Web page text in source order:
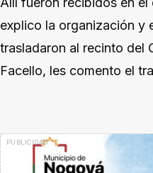
explico la organización y
trasladaron al recinto del
Facello, les comento el